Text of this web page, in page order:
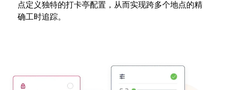
点定义独特的打卡亭配置，从而实现跨多个地点的精
确工时追踪。